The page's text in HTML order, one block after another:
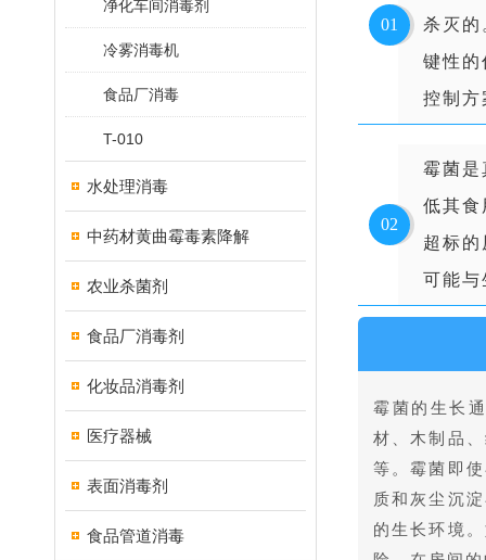
净化车间消毒剂
冷雾消毒机
食品厂消毒
T-010
水处理消毒
中药材黄曲霉毒素降解
农业杀菌剂
食品厂消毒剂
化妆品消毒剂
医疗器械
表面消毒剂
食品管道消毒
01
杀灭
键性的
控制方
02
霉菌是
低其食
超标
可能与
霉菌的生长
材、木制品
等。霉菌即
质和灰尘沉
的生长环境